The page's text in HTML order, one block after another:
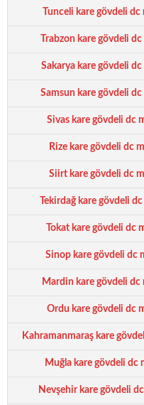
Tunceli kare gövdeli dc
Trabzon kare gövdeli
Sakarya kare gövdeli dc
Samsun kare gövdeli dc
Sivas kare gövdeli dc
Rize kare gövdeli dc
Siirt kare gövdeli dc
Tekirdağ kare gövdeli
Tokat kare gövdeli dc
Sinop kare gövdeli dc
Mardin kare gövdeli dc
Ordu kare gövdeli dc
Kahramanmaraş kare
Muğla kare gövdeli dc
Nevşehir kare gövdeli dc